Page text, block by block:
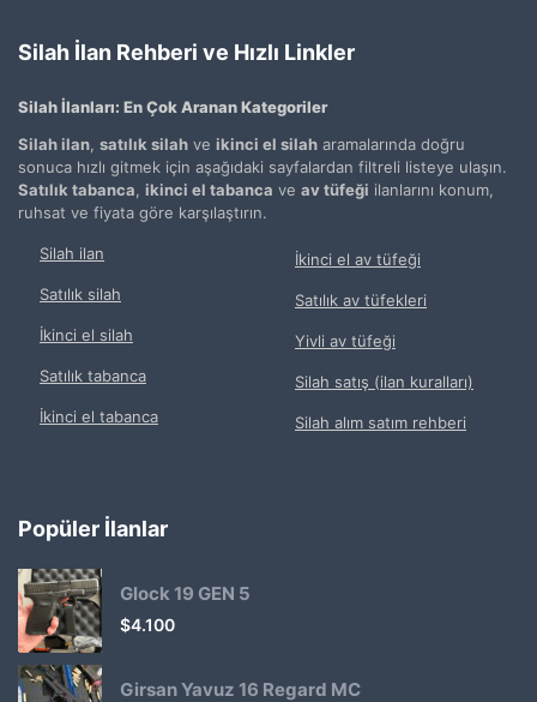
Silah İlan Rehberi ve Hızlı Linkler
Silah İlanları: En Çok Aranan Kategoriler
Silah ilan satılık silah ve ikinci el silah aramalarında doğru
sonuca hızlı gitmek için aşağıdaki sayfalardan filtreli listeye ulaşın.
Satılık tabanca ikinci el tabanca ve av tüfeği ilanlarını konum,
ruhsat ve fiyata göre karşılaştırın.
Silah ilan
Satılık silah
İkinci el silah
Satılık tabanca
İkinci el tabanca
İkinci el av tüfeği
Satılık av tüfekleri
Yivli av tüfeği
Silah satış (ilan kuralları)
Silah alım satım rehberi
Popüler İlanlar
Glock 19 GEN 5
$4.100
Girsan Yavuz 16 Regard MC